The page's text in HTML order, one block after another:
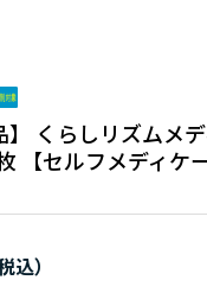
】 くらしリズムメ
【セルフメディケ